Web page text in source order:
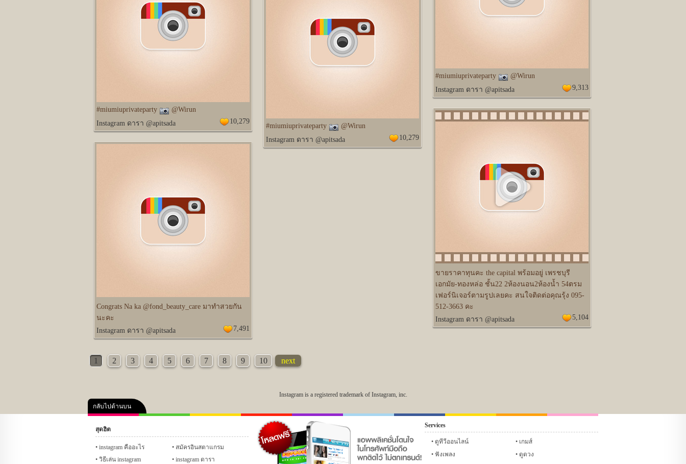
#miumiuprivateparty
@Wirun
Instagram ดารา @apitsada
9,313
#miumiuprivateparty
@Wirun
Instagram ดารา @apitsada
10,279
#miumiuprivateparty
@Wirun
Instagram ดารา @apitsada
10,279
ขายราคาทุนคะ the capital พร้อมอยู่ เพรชบุรี
เอกมัย-ทองหล่อ ชั้น22 2ห้องนอน2ห้องน้ำ 54ตรม
เฟอร์นิเจอร์ตามรูปเลยคะ สนใจติดต่อคุณรุ้ง 095-
512-3663 คะ
Instagram ดารา @apitsada
5,104
Congrats Na ka @fond_beauty_care มาทำสวยกัน
นะคะ
Instagram ดารา @apitsada
7,491
1 2 3 4 5 6 7 8 9 10 next
Instagram is a registered trademark of Instagram, inc.
กลับไปด้านบน
คลิป ภาพ ปฏิทิน 2556 เฟซบุ๊ก ทวิตเตอร์ instagram ดารา กลอน แชทหมากฮอส แชทหมากรุก
สุดฮิต
instagram คืออะไร
สมัครอินสตาแกรม
วิธีเล่น instagram
instagram ดารา
Services
ดูทีวีออนไลน์
เกมส์
ฟังเพลง
ดูดวง